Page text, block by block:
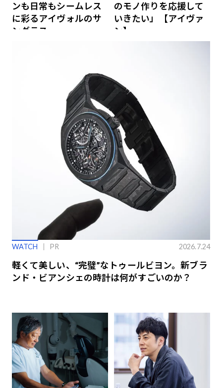
ンも日常もシームレス
に彩るアイヴォルのサ
ングラス
のモノ作りを応援して
いきたい」【アイヴァ
ン】
WATCH PR 2026.7.24
軽くて美しい、“完璧”なトゥールビヨン。新ブラ
ンド・ビアンシェの時計は何がすごいのか？